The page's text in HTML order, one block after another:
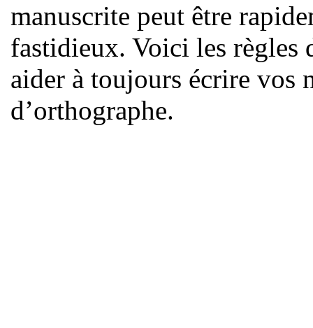
manuscrite peut être
fastidieux. Voici les règles
aider à toujours écrire vos
d’orthographe.